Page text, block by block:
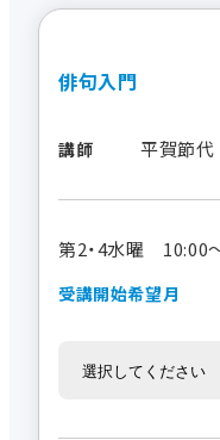
俳句入門
講師 平賀節代
第2・4水曜 10:00
受講開始希望月